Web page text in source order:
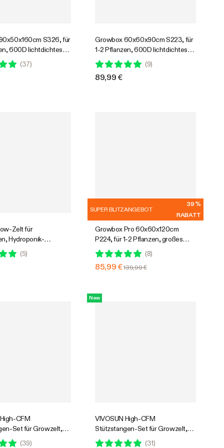
S326, für
600D lichtdichtes
für den Indoor-
(37)
Growbox 60x60x90cm S223, für
1-2 Pflanzen, 600D lichtdichtes
Oxford-Gewebe, für den Indoor-
Pflanzenanbau
(9)
89,99 €
Zelt für
Hydroponik-
60 x 40 x 50 cm,
Mylar-Indoor-
stabiler Halterung,
(5)
SUPER BLITZANGEBOT
39 %
RABATT
Growbox Pro 60x60x120cm
P224, für 1-2 Pflanzen, großes
Frontfenster, für den Indoor-
Pflanzenanbau
(8)
85,99 € 139,99 €
CFM
Set für Growzelt,
Querstreben, 60–90
(39)
New
VIVOSUN High-CFM
Stützstangen-Set für Growzelt,
Heavy-Duty Querstreben, 100–
(31)